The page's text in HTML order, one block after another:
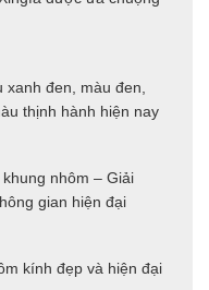
xanh đen, màu đen,
thịnh hành hiện nay
nhôm – Giải
gian hiện đại
kính đẹp và hiện đại